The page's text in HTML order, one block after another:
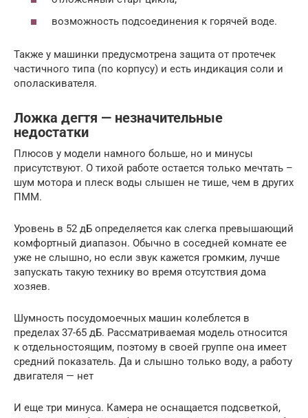
возможность подсоединения к горячей воде.
Также у машинки предусмотрена защита от протечек
частичного типа (по корпусу) и есть индикация соли и
ополаскивателя.
Ложка дегтя — незначительные
недостатки
Плюсов у модели намного больше, но и минусы
присутствуют. О тихой работе остается только мечтать –
шум мотора и плеск воды слышен не тише, чем в других
ПММ.
Уровень в 52 дБ определяется как слегка превышающий
комфортный диапазон. Обычно в соседней комнате ее
уже не слышно, но если звук кажется громким, лучше
запускать такую технику во время отсутствия дома
хозяев.
Шумность посудомоечных машин колеблется в
пределах 37-65 дБ. Рассматриваемая модель относится
к отдельностоящим, поэтому в своей группе она имеет
средний показатель. Да и слышно только воду, а работу
двигателя — нет
И еще три минуса. Камера не оснащается подсветкой,